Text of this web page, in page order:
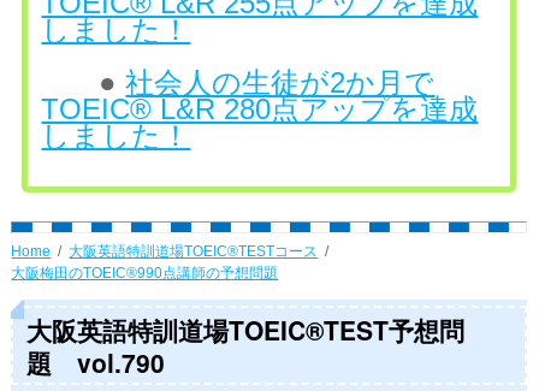
しました！
●社会人の生徒が2か月で
TOEIC® L&R 280点アップを達成
しました！
Home
大阪英語特訓道場TOEIC®TESTコース
大阪梅田のTOEIC®990点講師の予想問題
大阪英語特訓道場TOEIC®TEST予想問
題 vol.790